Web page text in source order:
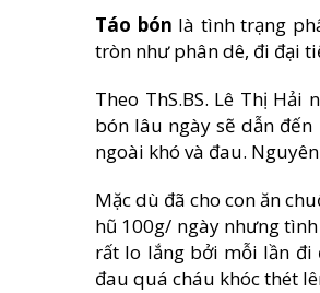
Táo bón là tình trạng
tròn như phân dê, đi đại
Theo ThS.BS. Lê Thị
bón lâu ngày sẽ dẫn
ngoài khó và đau.
Mặc dù đã cho con ăn
hũ 100g/ ngày nhưng
rất lo lắng bởi mỗi lần đi
đau quá cháu khóc thét